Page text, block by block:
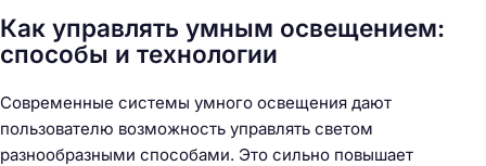
Как управлять умным освещением:
способы и технологии
Современные системы умного освещения дают
пользователю возможность управлять светом
разнообразными способами. Это сильно повышает